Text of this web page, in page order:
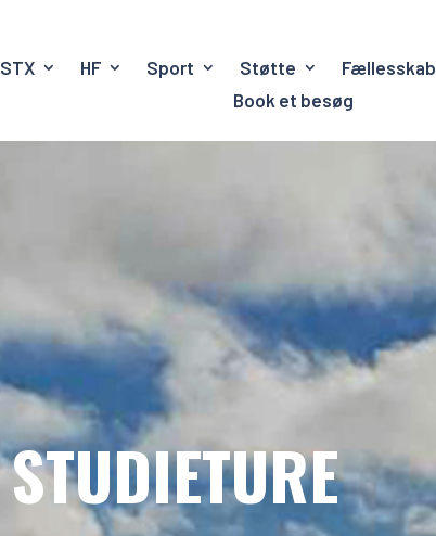
STX HF Sport Støtte Fællesskab
Book et besøg
STUDIETURE